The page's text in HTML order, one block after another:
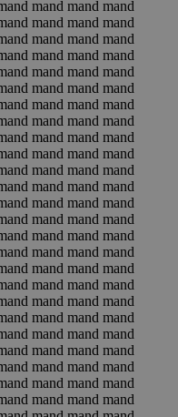
mand mand mand
mand mand mand
mand mand mand
mand mand mand
mand mand mand
mand mand mand
mand mand mand
mand mand mand
mand mand mand
mand mand mand
mand mand mand
mand mand mand
mand mand mand
mand mand mand
mand mand mand
mand mand mand
mand mand mand
mand mand mand
mand mand mand
mand mand mand
mand mand mand
mand mand mand
mand mand mand
mand mand mand
mand mand mand